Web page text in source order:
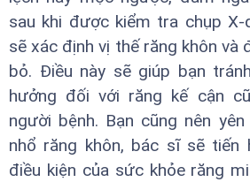
sau khi được kiểm tra chụp
sẽ xác định vị thế răng khôn và
bỏ. Điều này sẽ giúp bạn
hưởng đối với răng kế cận
người bệnh. Bạn cũng nên
nhổ răng khôn, bác sĩ sẽ tiến
điều kiện của sức khỏe răng